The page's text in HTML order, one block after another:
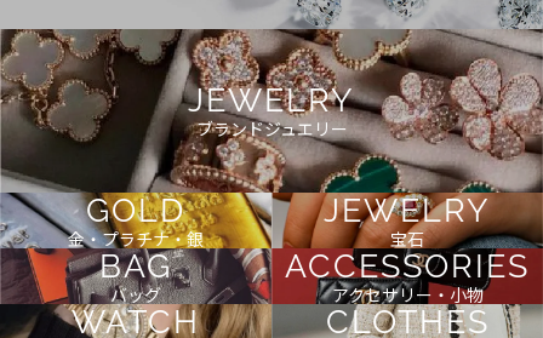
JEWELRY
ブランドジュエリー
GOLD
金・プラチナ・銀
JEWELRY
宝石
BAG
バッグ
ACCESSORIES
アクセサリー・小物
WATCH CLOTHES